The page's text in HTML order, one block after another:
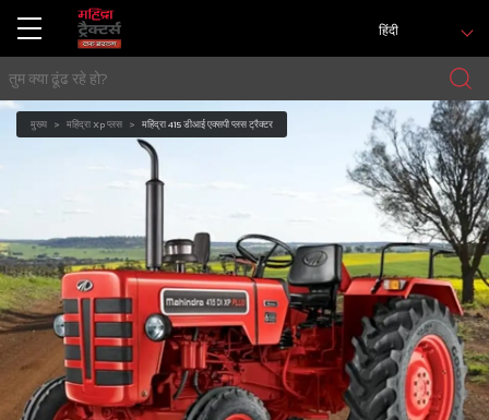
हिंदी
मुख्य महिंद्रा Xp प्लस महिंद्रा 415 डीआई एक्सपी प्लस ट्रैक्टर